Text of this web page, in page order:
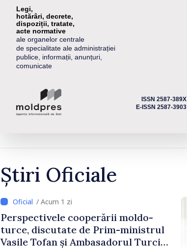
Legi,
hotărâri, decrete,
dispoziții, tratate,
acte normative
ale organelor centrale
de specialitate ale administrației
publice, informații, anunțuri,
comunicate
ISSN 2587-389X
E-ISSN 2587-3903
Știri Oficiale
/ Acum 1 zi
Perspectivele cooperării moldo-
turce, discutate de Prim-ministrul
Vasile Tofan și Ambasadorul Turciei,